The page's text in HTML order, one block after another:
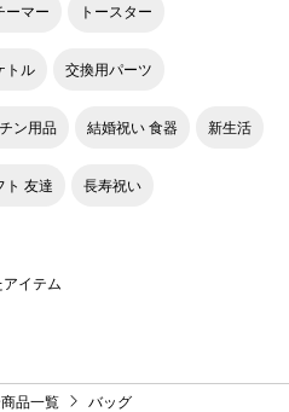
分けて入れることができま
空港やホテルでの書類記入な
ーマー トースター
トル 交換用パーツ
ン用品 結婚祝い 食器 新生活
ト 友達 長寿祝い
イテム
品一覧
バッグ